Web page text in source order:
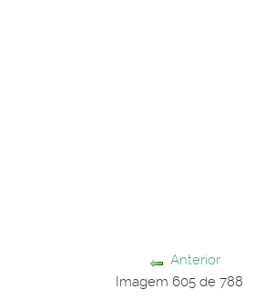
Anterior
Imagem 605 de 788